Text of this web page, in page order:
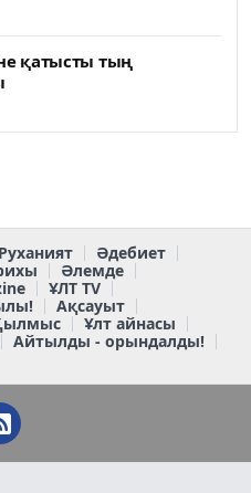
қатысты тың
Руханият
Әдебиет
Әлемде
ҰЛТ TV
Ақсауыт
Ұлт айнасы
Айтылды - орындалды!